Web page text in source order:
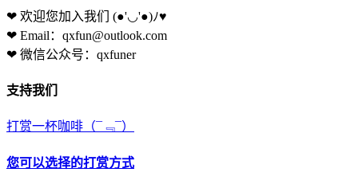
❤ 欢迎您加入我们 (●'◡'●)ﾉ♥
❤ Email：qxfun@outlook.com
❤ 微信公众号：qxfuner
支持我们
打赏一杯咖啡 （¯﹃¯）
您可以选择的打赏方式